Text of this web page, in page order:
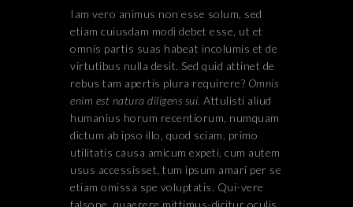
Iam vero animus non esse solum, sed
etiam cuiusdam modi debet esse, ut et
omnis partis suas habeat incolumis et de
virtutibus nulla desit. Sed quid attinet de
rebus tam apertis plura requirere? Omnis
enim est natura diligens sui. Attulisti aliud
humanius horum recentiorum, numquam
dictum ab ipso illo, quod sciam, primo
utilitatis causa amicum expeti, cum autem
usus accessisset, tum ipsum amari per se
etiam omissa spe voluptatis. Qui-vere
falsone, quaerere mittimus-dicitur oculis